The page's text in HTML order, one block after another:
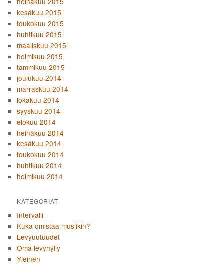
kesäkuu 2015
toukokuu 2015
huhtikuu 2015
maaliskuu 2015
helmikuu 2015
tammikuu 2015
joulukuu 2014
marraskuu 2014
lokakuu 2014
syyskuu 2014
elokuu 2014
heinäkuu 2014
kesäkuu 2014
toukokuu 2014
huhtikuu 2014
helmikuu 2014
KATEGORIAT
Intervalli
Kuka omistaa musiikin?
Levyuutuudet
Oma levyhylly
Yleinen